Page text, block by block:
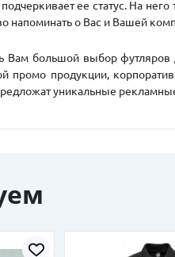
ее статус. На
напоминать о Вас и Вашей
большой выбор футляров
промо продукции,
уникальные